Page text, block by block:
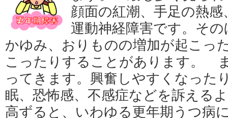
顔面の紅潮、手足の熱
運動神経障害です。そ
かゆみ、おりものの増加が起こっ
こったりすることがあります。
ってきます。興奮しやすくなった
眠、恐怖感、不感症などを訴え
高ずると、いわゆる更年期うつ病